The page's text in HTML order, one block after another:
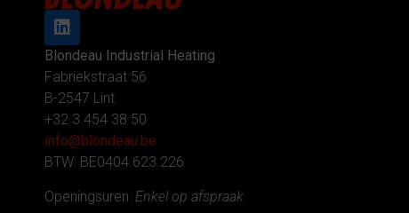
Blondeau Industrial Heating
Fabriekstraat 56
B-2547 Lint
+32 3 454 38 50
info@blondeau.be
BTW: BE0404.623.226
Openingsuren: Enkel op afspraak